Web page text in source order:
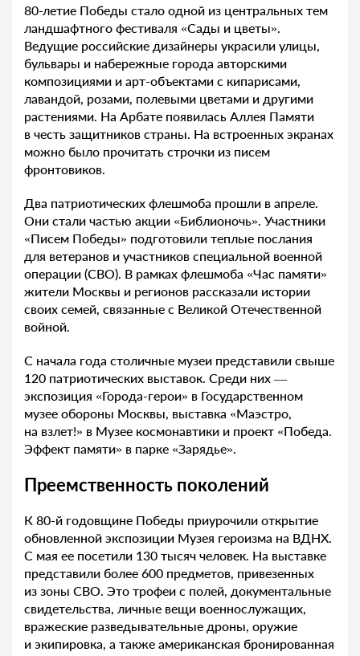
80-летие Победы стало одной из центральных тем
ландшафтного фестиваля «Сады и цветы».
Ведущие российские дизайнеры украсили улицы,
бульвары и набережные города авторскими
композициями и арт-объектами с кипарисами,
лавандой, розами, полевыми цветами и другими
растениями. На Арбате появилась Аллея Памяти
в честь защитников страны. На встроенных экранах
можно было прочитать строчки из писем
фронтовиков.
Два патриотических флешмоба прошли в апреле.
Они стали частью акции «Библионочь». Участники
«Писем Победы» подготовили теплые послания
для ветеранов и участников специальной военной
операции (СВО). В рамках флешмоба «Час памяти»
жители Москвы и регионов рассказали истории
своих семей, связанные с Великой Отечественной
войной.
С начала года столичные музеи представили свыше
120 патриотических выставок. Среди них —
экспозиция «Города-герои» в Государственном
музее обороны Москвы, выставка «Маэстро,
на взлет!» в Музее космонавтики и проект «Победа.
Эффект памяти» в парке «Зарядье».
Преемственность поколений
К 80-й годовщине Победы приурочили открытие
обновленной экспозиции Музея героизма на ВДНХ.
С мая ее посетили 130 тысяч человек. На выставке
представили более 600 предметов, привезенных
из зоны СВО. Это трофеи с полей, документальные
свидетельства, личные вещи военнослужащих,
вражеские разведывательные дроны, оружие
и экипировка, а также американская бронированная